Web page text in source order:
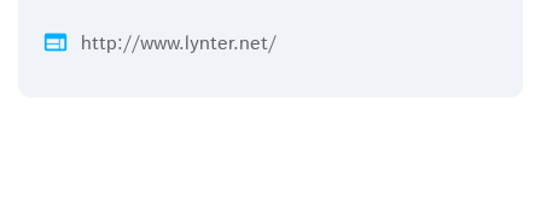
web http://www.lynter.net/